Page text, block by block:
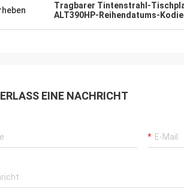
Tragbarer Tintenstrahl-
ALT390HP-Reihendatums-
EINE NACHRICHT